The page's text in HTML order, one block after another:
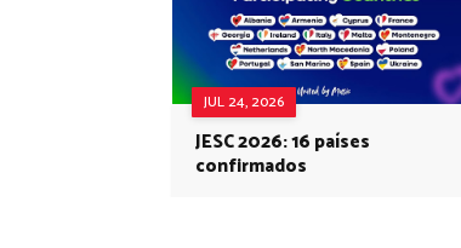
JUL 24, 2026
JESC 2026: 16 países
confirmados